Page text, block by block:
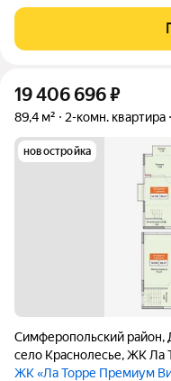
19 406 696₽
89,4 м² 2-комн. квартира
новостройка
Симферопольский район,
село Краснолесье,ЖК Ла
ЖК «Ла Торре Премиум